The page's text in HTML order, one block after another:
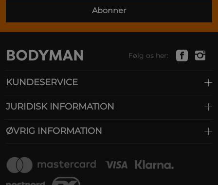
Abonner
Følg os her:
KUNDESERVICE
JURIDISK INFORMATION
ØVRIG INFORMATION